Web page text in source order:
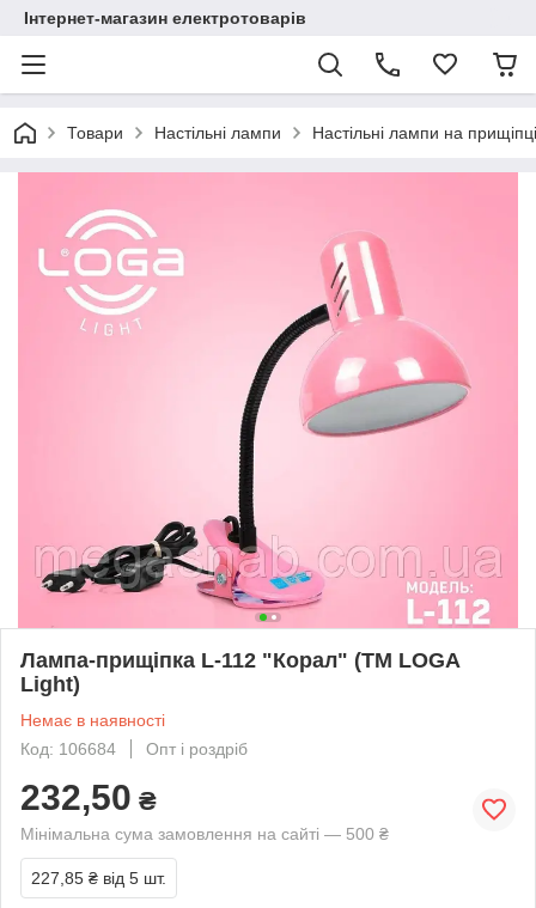
Інтернет-магазин електротоварів
Товари Настільні лампи Настільні лампи на прищіпці
Лампа-прищіпка L-112 "Корал" (ТМ LOGA
Light)
Немає в наявності
Код: 106684
Опт і роздріб
232,50 ₴
Мінімальна сума замовлення на сайті — 500 ₴
227,85 ₴ від 5 шт.